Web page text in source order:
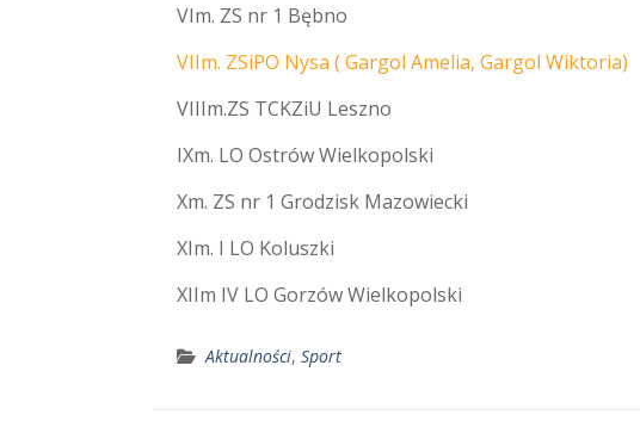
VIm. ZS nr 1 Bębno
VIIm. ZSiPO Nysa ( Gargol Amelia, Gargol Wiktoria)
VIIIm.ZS TCKZiU Leszno
IXm. LO Ostrów Wielkopolski
Xm. ZS nr 1 Grodzisk Mazowiecki
XIm. I LO Koluszki
XIIm IV LO Gorzów Wielkopolski
Aktualności, Sport